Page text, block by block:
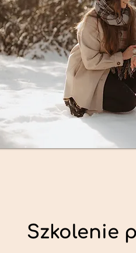
Szkolenie